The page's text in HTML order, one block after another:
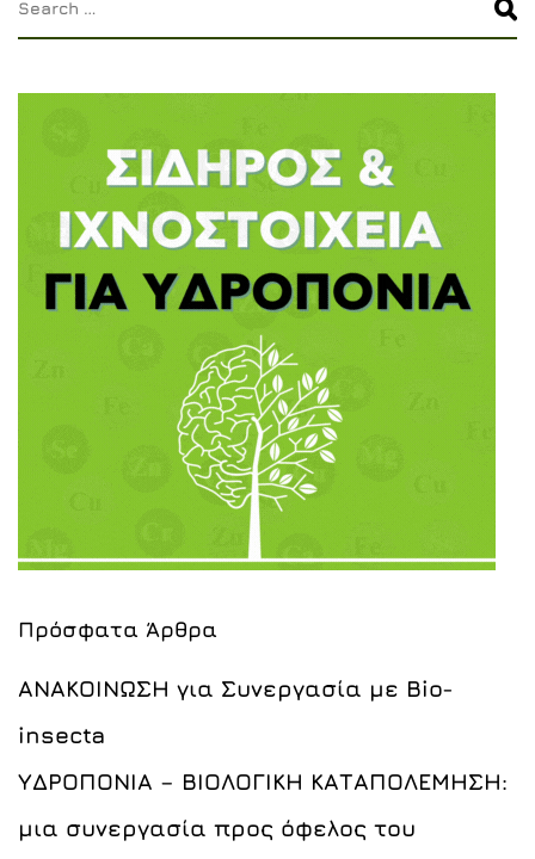
Πρόσφατα Άρθρα
ΑΝΑΚΟΙΝΩΣΗ για Συνεργασία με Bio-
insecta
ΥΔΡΟΠΟΝΙΑ – ΒΙΟΛΟΓΙΚΗ ΚΑΤΑΠΟΛΕΜΗΣΗ:
μια συνεργασία προς όφελος του